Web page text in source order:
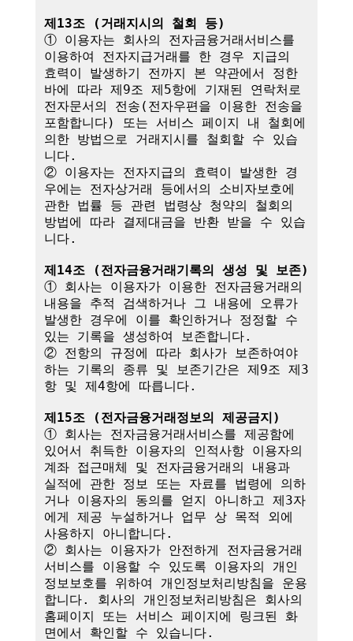
제13조 (거래지시의 철회 등)
① 이용자는 회사의 전자금융거래서비스를
이용하여 전자지급거래를 한 경우 지급의
효력이 발생하기 전까지 본 약관에서 정한
바에 따라 제9조 제5항에 기재된 연락처로
전자문서의 전송(전자우편을 이용한 전송을
포함합니다) 또는 서비스 페이지 내 철회에
의한 방법으로 거래지시를 철회할 수 있습
니다.
② 이용자는 전자지급의 효력이 발생한 경
우에는 전자상거래 등에서의 소비자보호에
관한 법률 등 관련 법령상 청약의 철회의
방법에 따라 결제대금을 반환 받을 수 있습
니다.
제14조 (전자금융거래기록의 생성 및 보존)
① 회사는 이용자가 이용한 전자금융거래의
내용을 추적 검색하거나 그 내용에 오류가
발생한 경우에 이를 확인하거나 정정할 수
있는 기록을 생성하여 보존합니다.
② 전항의 규정에 따라 회사가 보존하여야
하는 기록의 종류 및 보존기간은 제9조 제3
항 및 제4항에 따릅니다.
제15조 (전자금융거래정보의 제공금지)
① 회사는 전자금융거래서비스를 제공함에
있어서 취득한 이용자의 인적사항 이용자의
계좌 접근매체 및 전자금융거래의 내용과
실적에 관한 정보 또는 자료를 법령에 의하
거나 이용자의 동의를 얻지 아니하고 제3자
에게 제공 누설하거나 업무 상 목적 외에
사용하지 아니합니다.
② 회사는 이용자가 안전하게 전자금융거래
서비스를 이용할 수 있도록 이용자의 개인
정보보호를 위하여 개인정보처리방침을 운용
합니다. 회사의 개인정보처리방침은 회사의
홈페이지 또는 서비스 페이지에 링크된 화
면에서 확인할 수 있습니다.